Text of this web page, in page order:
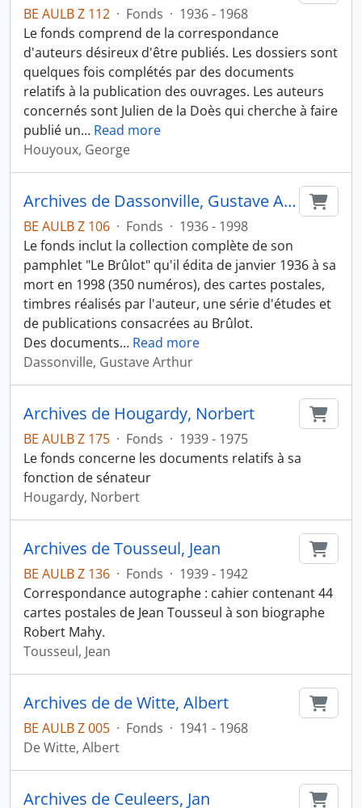
BE AULB Z 112 · Fonds · 1936 - 1968
Le fonds comprend de la correspondance
d'auteurs désireux d'être publiés. Les dossiers sont
quelques fois complétés par des documents
relatifs à la publication des ouvrages. Les auteurs
concernés sont Julien de la Doès qui cherche à faire
publié un… Read more
Houyoux, George
Archives de Dassonville, Gustave Arthur
BE AULB Z 106 · Fonds · 1936 - 1998
Le fonds inclut la collection complète de son
pamphlet "Le Brûlot" qu'il édita de janvier 1936 à sa
mort en 1998 (350 numéros), des cartes postales,
timbres réalisés par l'auteur, une série d'études et
de publications consacrées au Brûlot.
Des documents… Read more
Dassonville, Gustave Arthur
Archives de Hougardy, Norbert
BE AULB Z 175 · Fonds · 1939 - 1975
Le fonds concerne les documents relatifs à sa
fonction de sénateur
Hougardy, Norbert
Archives de Tousseul, Jean
BE AULB Z 136 · Fonds · 1939 - 1942
Correspondance autographe : cahier contenant 44
cartes postales de Jean Tousseul à son biographe
Robert Mahy.
Tousseul, Jean
Archives de de Witte, Albert
BE AULB Z 005 · Fonds · 1941 - 1968
De Witte, Albert
Archives de Ceuleers, Jan